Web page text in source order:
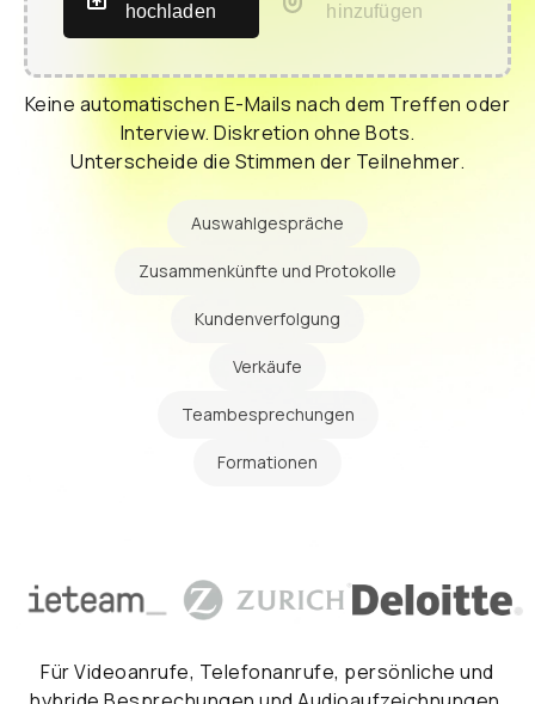
hochladen
hinzufügen
Keine automatischen E-Mails nach dem Treffen oder
Interview. Diskretion ohne Bots.
Unterscheide die Stimmen der Teilnehmer.
Auswahlgespräche
Zusammenkünfte und Protokolle
Kundenverfolgung
Verkäufe
Teambesprechungen
Formationen
Für Videoanrufe, Telefonanrufe, persönliche und